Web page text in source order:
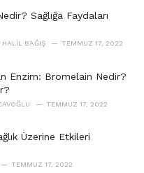
Sağlığa Faydaları
HALIL BAĞIŞ TEMMUZ 17, 2022
Enzim: Bromelain Nedir?
TEMMUZ 17, 2022
Üzerine Etkileri
TEMMUZ 17, 2022